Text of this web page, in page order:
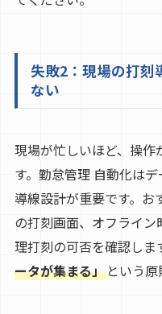
失敗2：現場の打刻
ない
現場が忙しいほど、操作
す。勤怠管理 自動化はデ
導線設計が重要です。お
の打刻画面、オフライ
理打刻の可否を確認しま
ータが集まる」という原